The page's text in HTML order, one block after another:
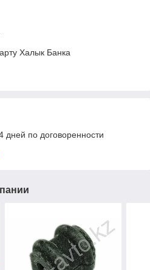
Халык Банка
дней по договоренности